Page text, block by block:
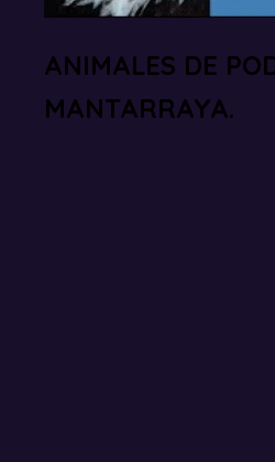
ANIMALES DE
MANTARRAYA.